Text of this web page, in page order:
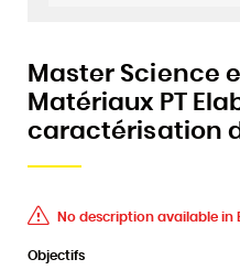
Master Science
Matériaux PT
caractérisation
No description available in
Objectifs